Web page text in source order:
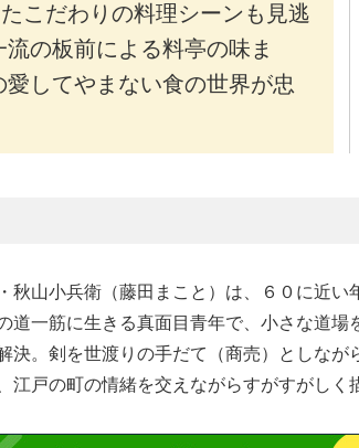
こだわりの料理シーンも見逃
の板前による料亭の味ま
してやまない食の世界が忠
山小兵衛（藤田まこと）は、６０に近
一筋に生きる真面目青年で、小さな道
。剣を世渡りの手だて（商売）としな
戸の町の情緒を交えながらすがすがしく